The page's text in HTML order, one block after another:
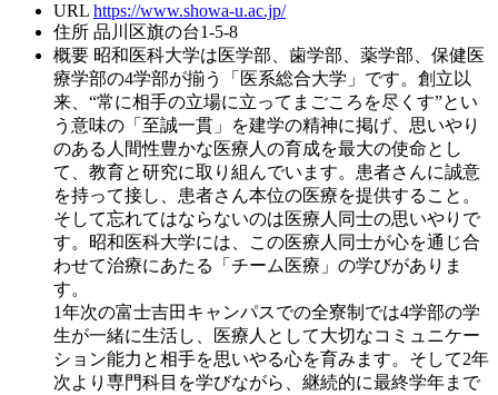
URL https://www.showa-u.ac.jp/
住所 品川区旗の台1-5-8
概要 昭和医科大学は医学部、歯学部、薬学部、保健医
療学部の4学部が揃う「医系総合大学」です。創立以
来、“常に相手の立場に立ってまごころを尽くす”とい
う意味の「至誠一貫」を建学の精神に掲げ、思いやり
のある人間性豊かな医療人の育成を最大の使命とし
て、教育と研究に取り組んでいます。患者さんに誠意
を持って接し、患者さん本位の医療を提供すること。
そして忘れてはならないのは医療人同士の思いやりで
す。昭和医科大学には、この医療人同士が心を通じ合
わせて治療にあたる「チーム医療」の学びがありま
す。
1年次の富士吉田キャンパスでの全寮制では4学部の学
生が一緒に生活し、医療人として大切なコミュニケー
ション能力と相手を思いやる心を育みます。そして2年
次より専門科目を学びながら、継続的に最終学年まで